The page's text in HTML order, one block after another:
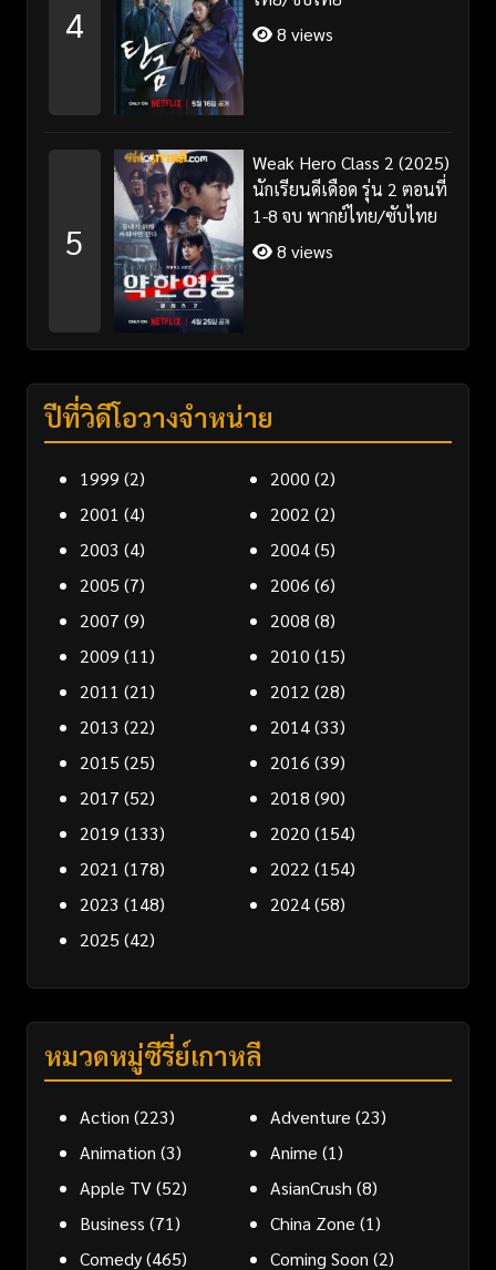
4
8 views
5
Weak Hero Class 2 (2025)
นักเรียนดีเดือด รุ่น 2 ตอนที่
1-8 จบ พากย์ไทย/ซับไทย
8 views
ปีที่วิดีโอวางจำหน่าย
1999 (2) 2000 (2)
2001 (4) 2002 (2)
2003 (4) 2004(5)
2005 (7) 2006 (6)
2007 (9) 2008 (8)
2009 (11) 2010 (15)
2011 (21) 2012 (28)
2013 (22) 2014(33)
2015 (25) 2016 (39)
2017 (52) 2018 (90)
2019 (133) 2020 (154)
2021 (178) 2022 (154)
2023 (148) 2024(58)
2025 (42)
หมวดหมู่ซีรี่ย์เกาหลี
Action (223) Adventure (23)
Animation (3) Anime (1)
Apple TV(52) AsianCrush (8)
Business (71) China Zone (1)
Comedy(465) Coming Soon (2)